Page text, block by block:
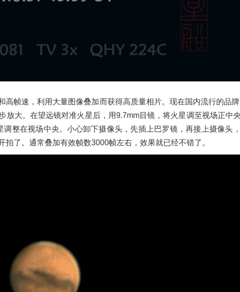
帧速，利用大量图像叠加而获得高质量相片。现在国内流行的品
放大。 在望远镜对准火星后，用9.7mm目镜，将火星调至视场正中
整在视场中央。小心卸下摄像头，先插上 巴罗镜，再接上摄像头
了。通常叠加有效帧数3000帧左右，效果就已经不错了。